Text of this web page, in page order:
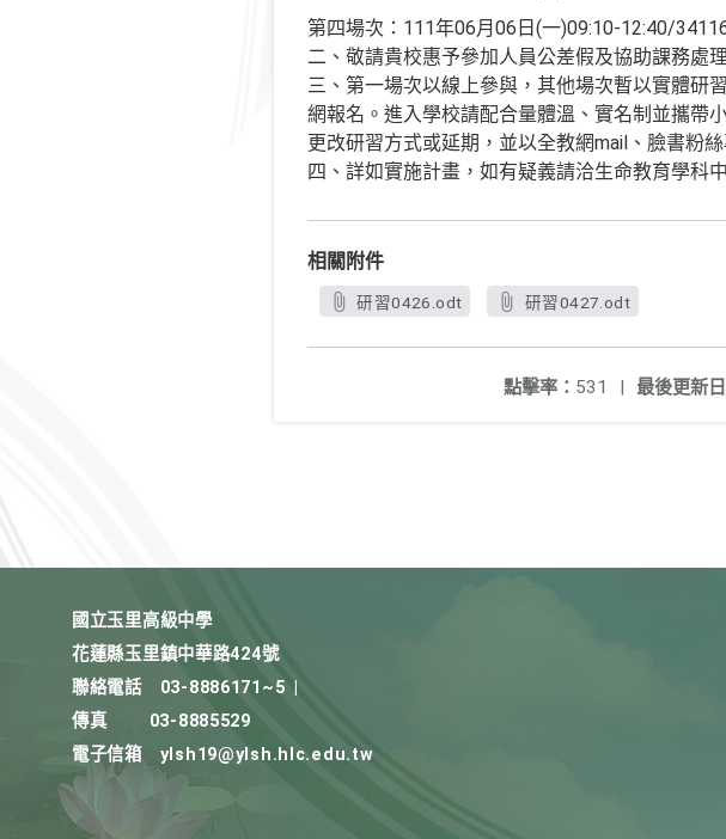
第四場次：111年06月06日(一)09:10-12:40/
二、敬請貴校惠予參加人員公差假及協助課務處
三、第一場次以線上參與，其他場次暫以實體研
網報名。進入學校請配合量體溫、實名制並攜帶
更改研習方式或延期，並以全教網mail、臉書粉
四、詳如實施計畫，如有疑義請洽生命教育學科
相關附件
研習0426.odt 研習0427.odt
最後更新日
點擊率： 531 |
國立玉里高級中學
花蓮縣玉里鎮中華路424號
聯絡電話
03-8886171~5
傳真
03-8885529
電子信箱
ylsh19@ylsh.hlc.edu.tw